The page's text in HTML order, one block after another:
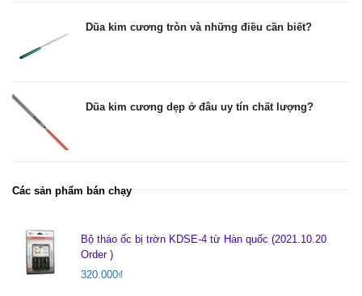
Dũa kim cương tròn và những điều cần biết?
Dũa kim cương dẹp ở đâu uy tín chất lượng?
Các sản phẩm bán chạy
Bộ tháo ốc bị trờn KDSE-4 từ Hàn quốc (2021.10.20
Order )
320.000₫